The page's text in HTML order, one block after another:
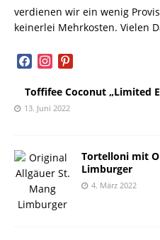
verdienen wir ein wenig
keinerlei Mehrkosten. Vielen
facebookinstagram
pinterest
Toffifee Coconut „Limited
13. Juni 2022
Tortelloni mit
Limburger
4. März 2022